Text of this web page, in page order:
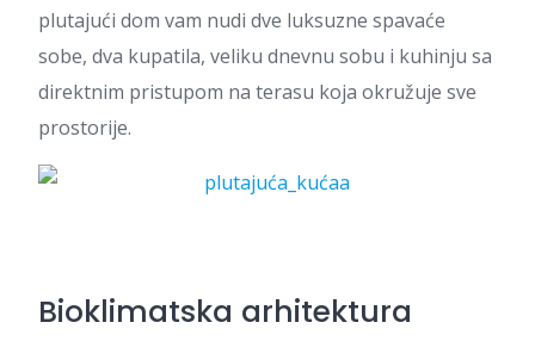
plutajući dom vam nudi dve luksuzne spavaće
sobe, dva kupatila, veliku dnevnu sobu i kuhinju sa
direktnim pristupom na terasu koja okružuje sve
prostorije.
Bioklimatska arhitektura